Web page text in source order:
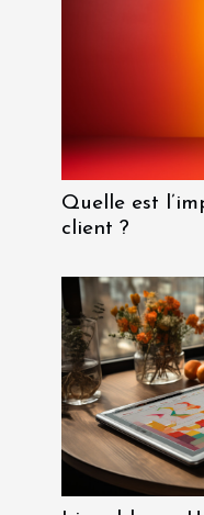
Quelle est
client ?